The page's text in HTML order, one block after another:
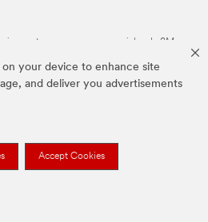
on your device to enhance site
and deliver you advertisements
Accept Cookies
son marcas comerciales de 3M.